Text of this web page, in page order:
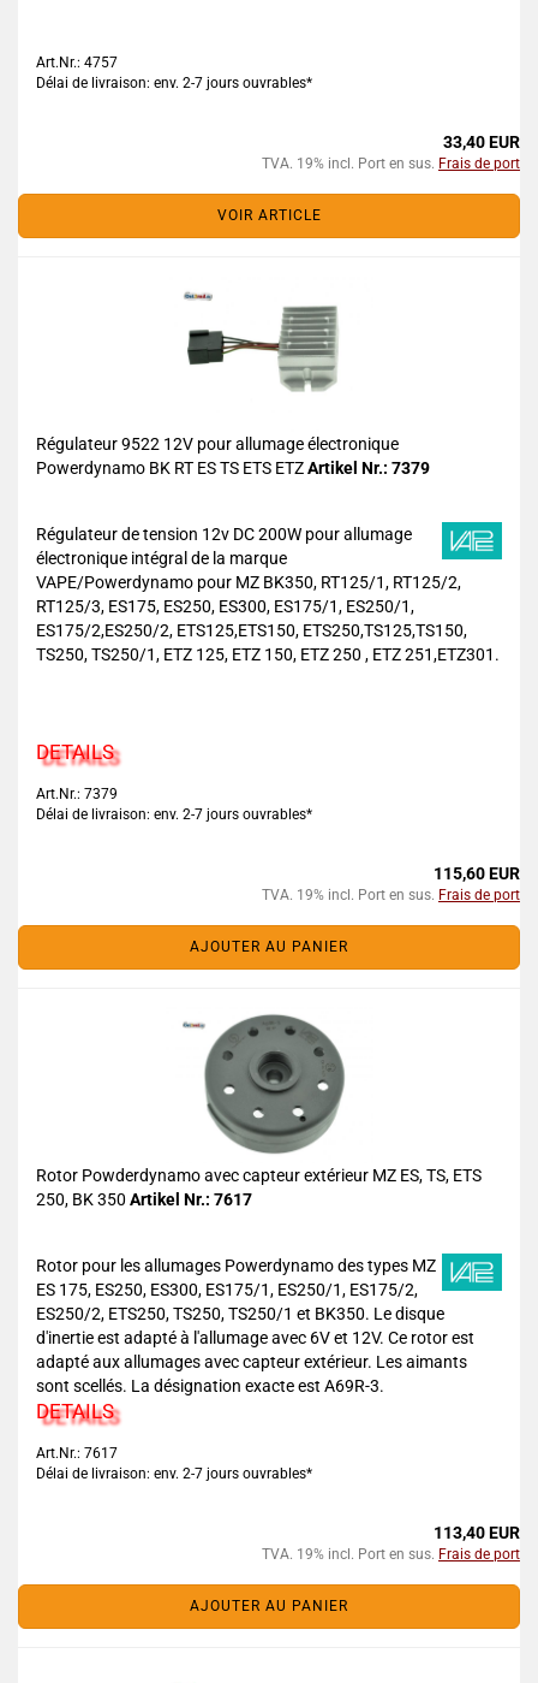
Art.Nr.: 4757
Délai de livraison: env. 2-7 jours ouvrables*
33,40 EUR
TVA. 19% incl. Port en sus. Frais de port
VOIR ARTICLE
Régulateur 9522 12V pour allumage électronique
Powerdynamo BK RT ES TS ETS ETZArtikel Nr.: 7379
Régulateur de tension 12v DC 200W pour allumage
électronique intégral de la marque
VAPE/Powerdynamo pour MZ BK350, RT125/1, RT125/2,
RT125/3, ES175, ES250, ES300, ES175/1, ES250/1,
ES175/2,ES250/2, ETS125,ETS150, ETS250,TS125,TS150,
TS250, TS250/1, ETZ 125, ETZ 150, ETZ 250 , ETZ 251,ETZ301.
DETAILS
Art.Nr.: 7379
Délai de livraison: env. 2-7 jours ouvrables*
115,60 EUR
TVA. 19% incl. Port en sus. Frais de port
AJOUTER AU PANIER
Rotor Powderdynamo avec capteur extérieur MZ ES, TS, ETS
250, BK 350 Artikel Nr.: 7617
Rotor pour les allumages Powerdynamo des types MZ
ES 175, ES250, ES300, ES175/1, ES250/1, ES175/2,
ES250/2, ETS250, TS250, TS250/1 et BK350. Le disque
d'inertie est adapté à l'allumage avec 6V et 12V. Ce rotor est
adapté aux allumages avec capteur extérieur. Les aimants
sont scellés. La désignation exacte est A69R-3.
DETAILS
Art.Nr.: 7617
Délai de livraison: env. 2-7 jours ouvrables*
113,40 EUR
TVA. 19% incl. Port en sus. Frais de port
AJOUTER AU PANIER